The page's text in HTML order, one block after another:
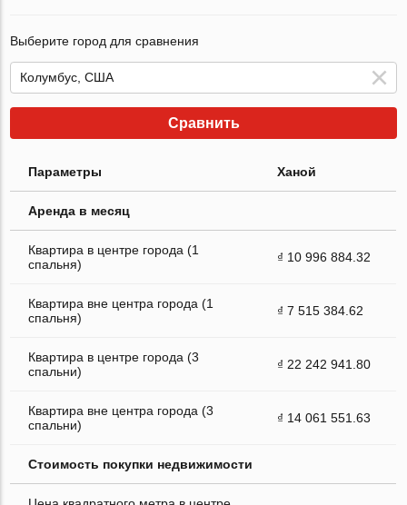
Выберите город для сравнения
Сравнить
Параметры Ханой
Аренда в месяц
Квартира в центре города (1
спальня)
₫ 10 996 884.32
Квартира вне центра города (1
спальня)
₫ 7 515 384.62
Квартира в центре города (3
спальни)
₫ 22 242 941.80
Квартира вне центра города (3
спальни)
₫ 14 061 551.63
Стоимость покупки недвижимости